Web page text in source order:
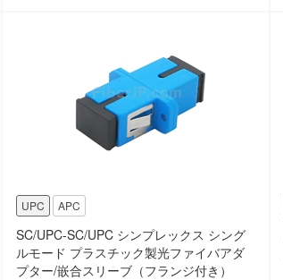
UPC APC
SC/UPC-SC/UPC シンプレックス シング
ルモード プラスチック製光ファイバアダ
プター/嵌合スリーブ（フランジ付き）